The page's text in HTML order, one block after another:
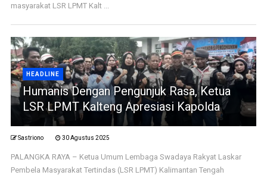
masyarakat LSR LPMT Kalt ...
HEADLINE
Humanis Dengan Pengunjuk Rasa, Ketua
LSR LPMT Kalteng Apresiasi Kapolda
Sastriono 30 Agustus 2025
PALANGKA RAYA – Ketua Umum Lembaga Swadaya Rakyat Laskar
Pembela Masyarakat Tertindas (LSR LPMT) Kalimantan Tengah